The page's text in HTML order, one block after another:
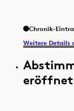
Chronik-
Weitere Details
eröffnet